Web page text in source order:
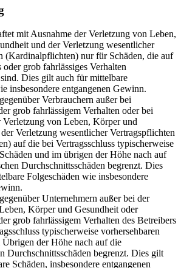
mit Ausnahme der Verletzung von Leben,
und der Verletzung wesentlicher
(Kardinalpflichten) nur für Schäden, die auf
oder grob fahrlässiges Verhalten
Dies gilt auch für mittelbare
insbesondere entgangenen Gewinn.
Verbrauchern außer bei
grob fahrlässigem Verhalten oder bei
Verletzung von Leben, Körper und
Verletzung wesentlicher Vertragspflichten
auf die bei Vertragsschluss typischerweise
und im übrigen der Höhe nach auf
Durchschnittsschäden begrenzt. Dies
Folgeschäden wie insbesondere
Unternehmern außer bei der
Körper und Gesundheit oder
grob fahrlässigem Verhalten des Betreibers
typischerweise vorhersehbaren
Übrigen der Höhe nach auf die
Durchschnittsschäden begrenzt. Dies gilt
Schäden, insbesondere entgangenen